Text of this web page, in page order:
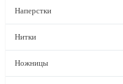
Наперстки
Нитки
Ножницы